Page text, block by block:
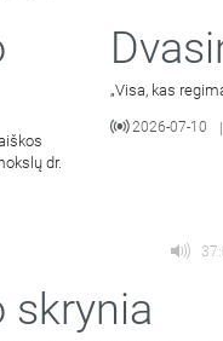
dr.
„Visa, kas
2026-07-10 |
skrynia